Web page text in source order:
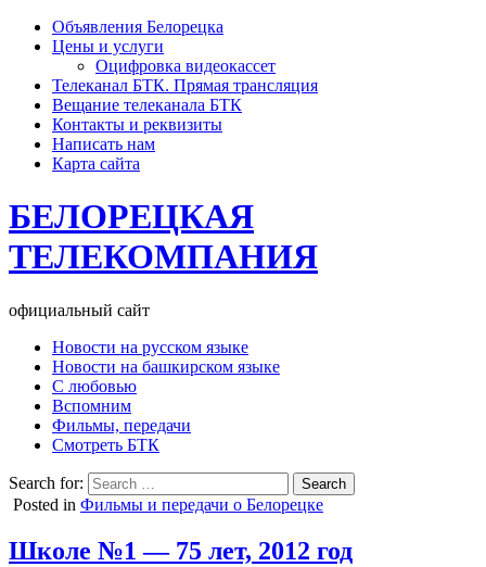
Объявления Белорецка
Цены и услуги
Оцифровка видеокассет
Телеканал БТК. Прямая трансляция
Вещание телеканала БТК
Контакты и реквизиты
Написать нам
Карта сайта
БЕЛОРЕЦКАЯ
ТЕЛЕКОМПАНИЯ
официальный сайт
Новости на русском языке
Новости на башкирском языке
С любовью
Вспомним
Фильмы, передачи
Смотреть БТК
Search for:
Posted in Фильмы и передачи о Белорецке
Школе №1 — 75 лет, 2012 год